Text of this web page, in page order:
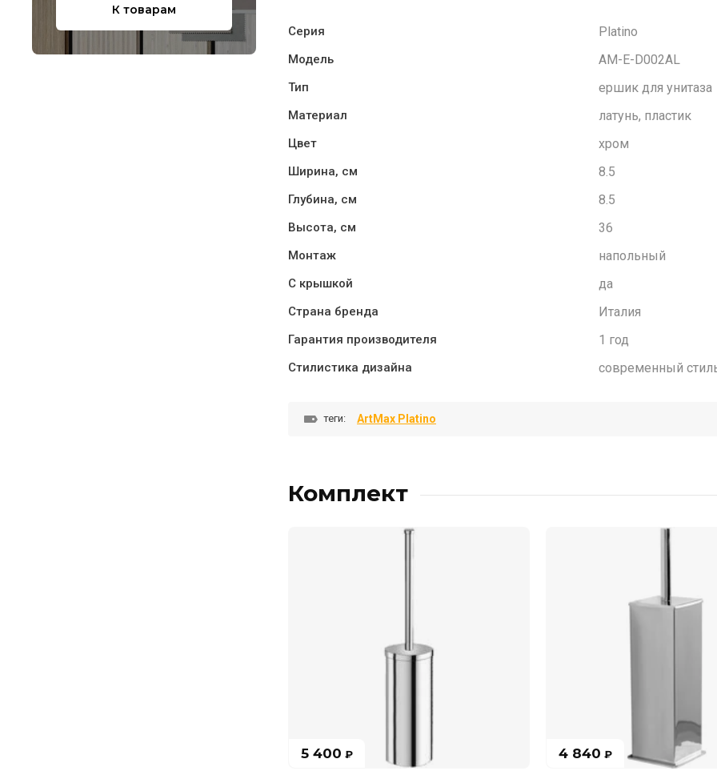
К товарам
Серия Platino
Модель AM-E-D002AL
Тип ершик для унитаза
Материал латунь, пластик
Цвет хром
Ширина, см 8.5
Глубина, см 8.5
Высота, см 36
Монтаж напольный
С крышкой да
Страна бренда Италия
Гарантия производителя 1 год
Стилистика дизайна современный
теги: ArtMax Platino
Комплект
5 400 ₽ 4 840 ₽